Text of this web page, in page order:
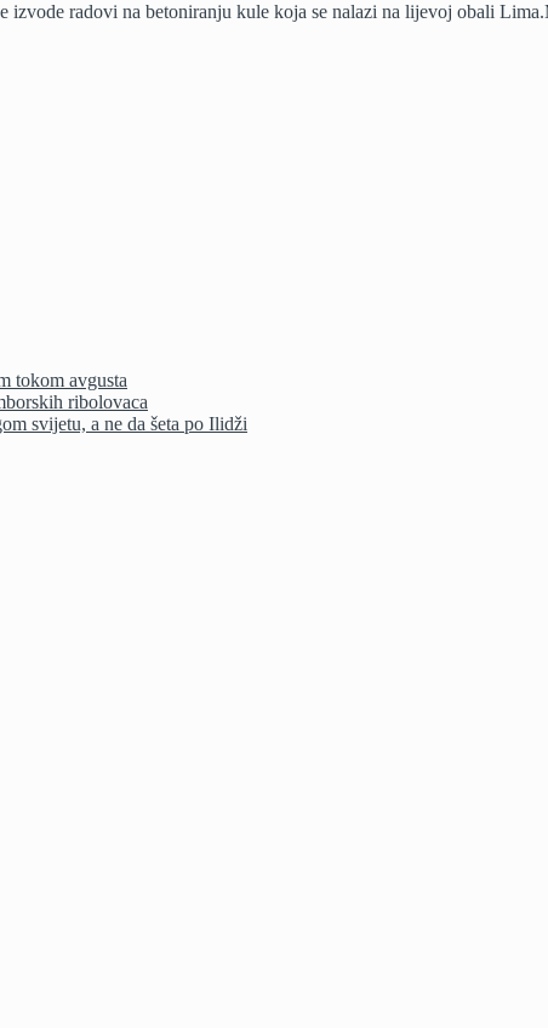
izvode radovi na betoniranju kule koja se nalazi na lijevoj obali
tokom avgusta
ribolovaca
svijetu, a ne da šeta po Ilidži